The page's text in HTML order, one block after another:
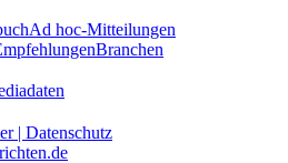
Ad hoc-Mitteilungen
Branchen
| Datenschutz